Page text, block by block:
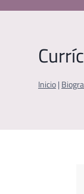
Inicio |